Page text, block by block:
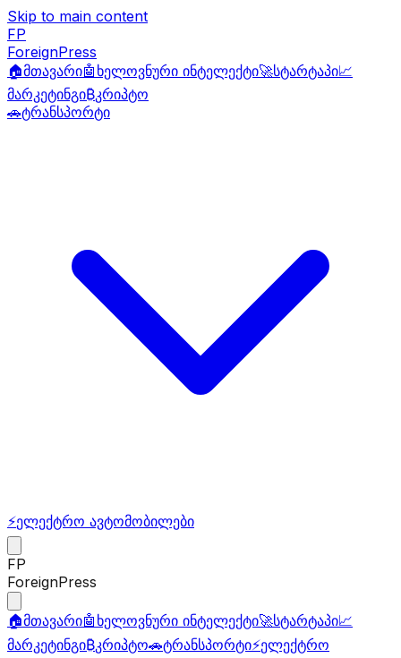
Skip to main content
FP
ForeignPress
🏠მთავარი🤖 ხელოვნური ინტელექტი🚀სტარტაპი📈
მარკეტინგი₿კრიპტო
🚗ტრანსპორტი
⚡ელექტრო ავტომობილები
FP
ForeignPress
🏠მთავარი🤖 ხელოვნური ინტელექტი🚀სტარტაპი📈
მარკეტინგი₿კრიპტო🚗ტრანსპორტი⚡ელექტრო